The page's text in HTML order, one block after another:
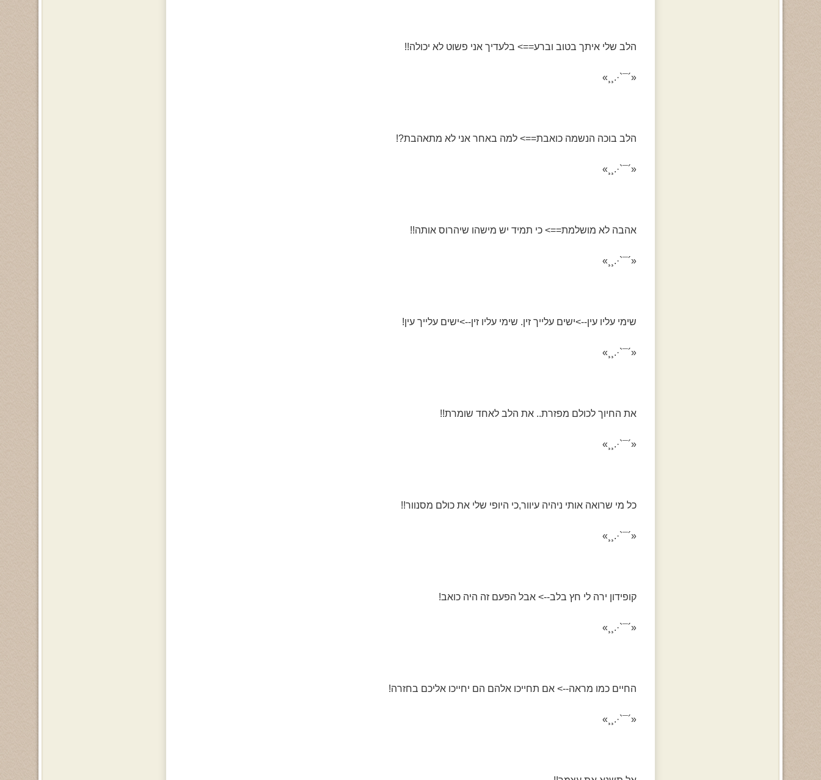
הלב שלי איתך בטוב וברע==> בלעדיך אני פשוט לא יכולה!!
«´¯`·.¸¸»
הלב בוכה הנשמה כואבת==> למה באחר אני לא מתאהבת?!
«´¯`·.¸¸»
אהבה לא מושלמת==> כי תמיד יש מישהו שיהרוס אותה!!
«´¯`·.¸¸»
שימי עליו עין-->ישים עלייך זין. שימי עליו זין-->ישים עלייך עין!
«´¯`·.¸¸»
את החיוך לכולם מפזרת.. את הלב לאחד שומרת!!
«´¯`·.¸¸»
כל מי שרואה אותי ניהיה עיוור,כי היופי שלי את כולם מסנוור!!
«´¯`·.¸¸»
קופידון ירה לי חץ בלב--> אבל הפעם זה היה כואב!
«´¯`·.¸¸»
החיים כמו מראה--> אם תחייכו אלהם הם יחייכו אליכם בחזרה!
«´¯`·.¸¸»